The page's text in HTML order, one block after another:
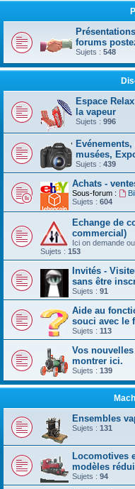
forums
Sujets : 548
Espace
la vapeur
Sujets : 996
musées,
Sujets : 439
Achats -
Sous-forum :
Sujets : 604
Echange de
commercial)
Ici on demande
Sujets : 153
Invités -
sans être
Sujets : 91
Aide au
souci avec le
Sujets : 113
Vos
montrer ici.
Sujets : 139
Ensembles
Sujets : 131
Locomotives
modèles
Sujets : 94